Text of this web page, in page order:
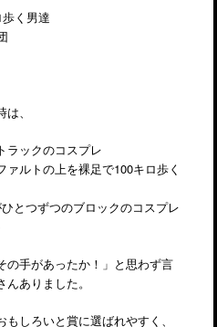
く男達
、
ラックのコスプレ
ァルトの上を裸足で100キロ歩く
とつずつのブロックのコスプレ
の手があったか！」と思わず言
ありました。
もしろいと賞に選ばれやすく、